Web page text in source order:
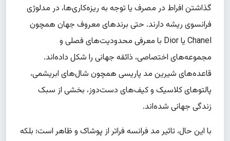
گذاشتن افراط در مصرف یا توجه به ریزه‌کاری‌ها، در مدلوژی
فرانسوی ریشه دارند. حتی برندهای معروف جهان همچون
Chanel یا Dior با معرفی محدودیت‌های فصلی و
مجموعه‌های اختصاصی، ذائقه جهانی را شکل داده‌اند.
قاعده‌های شیرین مد پاریسی همچون شال‌های ابریشمی،
پالتوهای کلاسیک و کیف‌های دست‌دوز، بخشی از سبک
زندگی جهانی شده‌اند.
با این حال، تاثیر مد فرانسه فراتر از پوشاک و ظاهر است؛ بلکه